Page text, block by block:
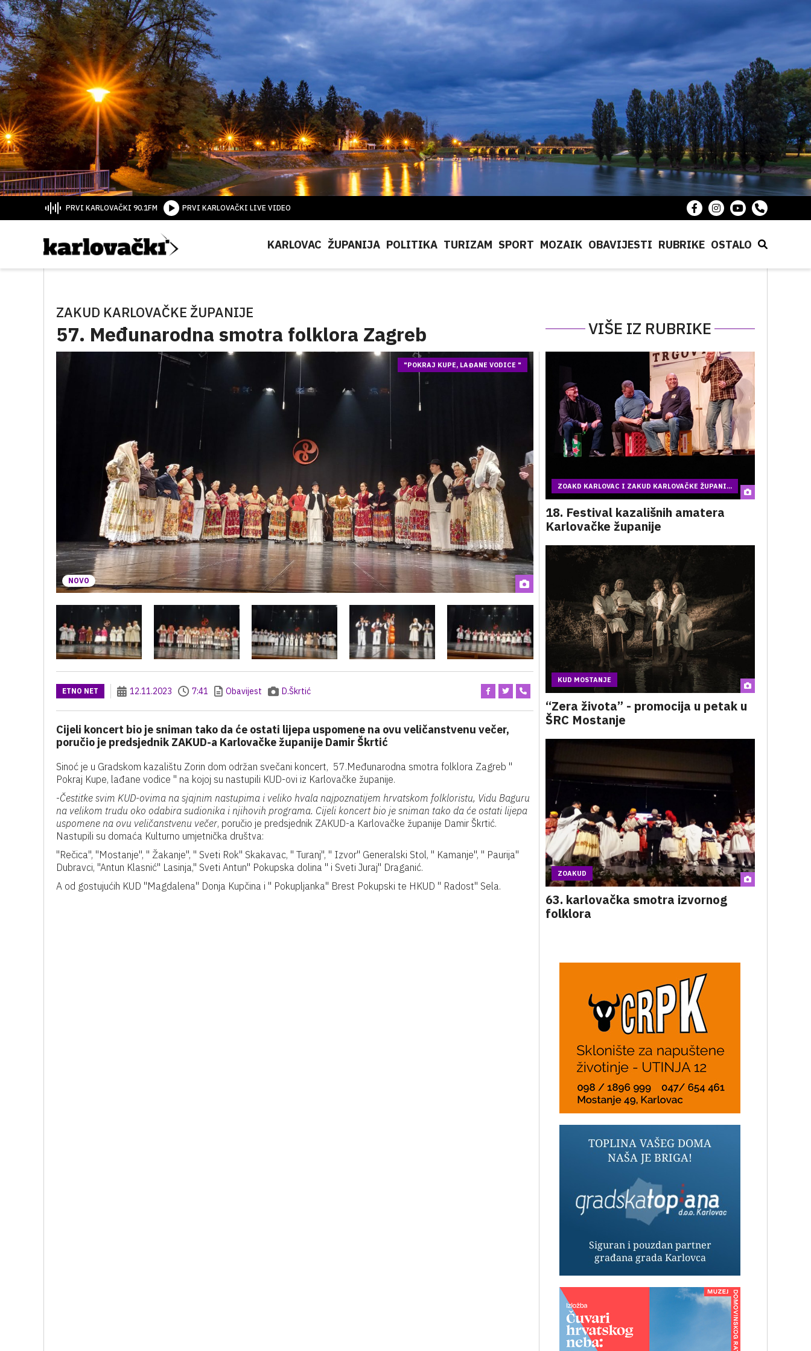
PRVI KARLOVAČKI 90.1FM PRVI KARLOVAČKI LIVE VIDEO
KARLOVAC ŽUPANIJA POLITIKA TURIZAM SPORT MOZAIK OBAVIJESTI RUBRIKE OSTALO
ZAKUD KARLOVAČKE ŽUPANIJE
57. Međunarodna smotra folklora Zagreb VIŠE IZ RUBRIKE
NOVO
"POKRAJ KUPE, LAĐANE VODICE "
ETNO NET 12.11.2023 7:41 Obavijest D.Škrtić
Cijeli koncert bio je sniman tako da će ostati lijepa uspomene na ovu veličanstvenu večer,
poručio je predsjednik ZAKUD-a Karlovačke županije Damir Škrtić
Sinoć je u Gradskom kazalištu Zorin dom održan svečani koncert, 57.Međunarodna smotra folklora Zagreb "
Pokraj Kupe, lađane vodice " na kojoj su nastupili KUD-ovi iz Karlovačke županije.
-Čestitke svim KUD-ovima na sjajnim nastupima i veliko hvala najpoznatijem hrvatskom folkloristu, Vidu Baguru
na velikom trudu oko odabira sudionika i njihovih programa. Cijeli koncert bio je sniman tako da će ostati lijepa
uspomene na ovu veličanstvenu večer, poručio je predsjednik ZAKUD-a Karlovačke županije Damir Škrtić.
Nastupili su domaća Kulturno umjetnička društva:
"Rečica", "Mostanje", " Žakanje", " Sveti Rok" Skakavac, " Turanj", " Izvor" Generalski Stol, " Kamanje", " Paurija"
Dubravci, "Antun Klasnić" Lasinja," Sveti Antun" Pokupska dolina " i Sveti Juraj" Draganić.
A od gostujućih KUD "Magdalena" Donja Kupčina i " Pokupljanka" Brest Pokupski te HKUD " Radost" Sela.
ZOAKD KARLOVAC I ZAKUD KARLOVAČKE ŽUPANI...
18. Festival kazališnih amatera
Karlovačke županije
KUD MOSTANJE
“Zera života” - promocija u petak u
ŠRC Mostanje
ZOAKUD
63. karlovačka smotra izvornog
folklora